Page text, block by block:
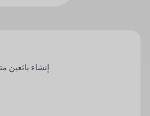
إنشاء بائعين